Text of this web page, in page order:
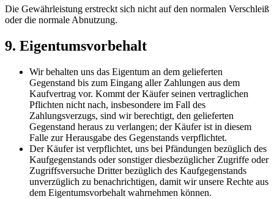
Die Gewährleistung erstreckt sich nicht auf den normalen Verschleiß
oder die normale Abnutzung.
9. Eigentumsvorbehalt
Wir behalten uns das Eigentum an dem gelieferten
Gegenstand bis zum Eingang aller Zahlungen aus dem
Kaufvertrag vor. Kommt der Käufer seinen vertraglichen
Pflichten nicht nach, insbesondere im Fall des
Zahlungsverzugs, sind wir berechtigt, den gelieferten
Gegenstand heraus zu verlangen; der Käufer ist in diesem
Falle zur Herausgabe des Gegenstands verpflichtet.
Der Käufer ist verpflichtet, uns bei Pfändungen bezüglich des
Kaufgegenstands oder sonstiger diesbezüglicher Zugriffe oder
Zugriffsversuche Dritter bezüglich des Kaufgegenstands
unverzüglich zu benachrichtigen, damit wir unsere Rechte aus
dem Eigentumsvorbehalt wahrnehmen können.